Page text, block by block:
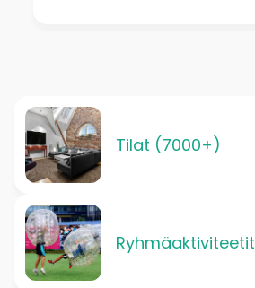
Tilat (7000+)
Ryhmäaktiviteetit